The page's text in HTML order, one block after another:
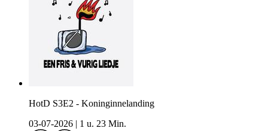
HotD S3E2 - Koninginnelanding
03-07-2026
1 u. 23 Min.